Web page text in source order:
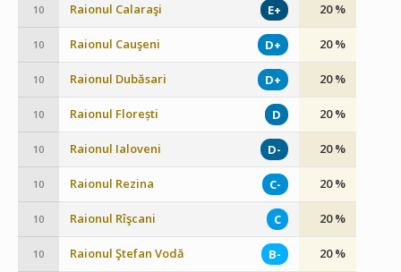
10 Raionul Calaraşi E+ 20 %
10 Raionul Cauşeni D+ 20 %
10 Raionul Dubăsari D+ 20 %
10 Raionul Florești D 20 %
10 Raionul Ialoveni D- 20 %
10 Raionul Rezina C- 20 %
10 Raionul Rîşcani C 20 %
10 Raionul Ştefan Vodă B- 20 %